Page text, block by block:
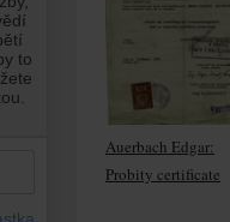
Auerbach Edgar:
Probity certificate